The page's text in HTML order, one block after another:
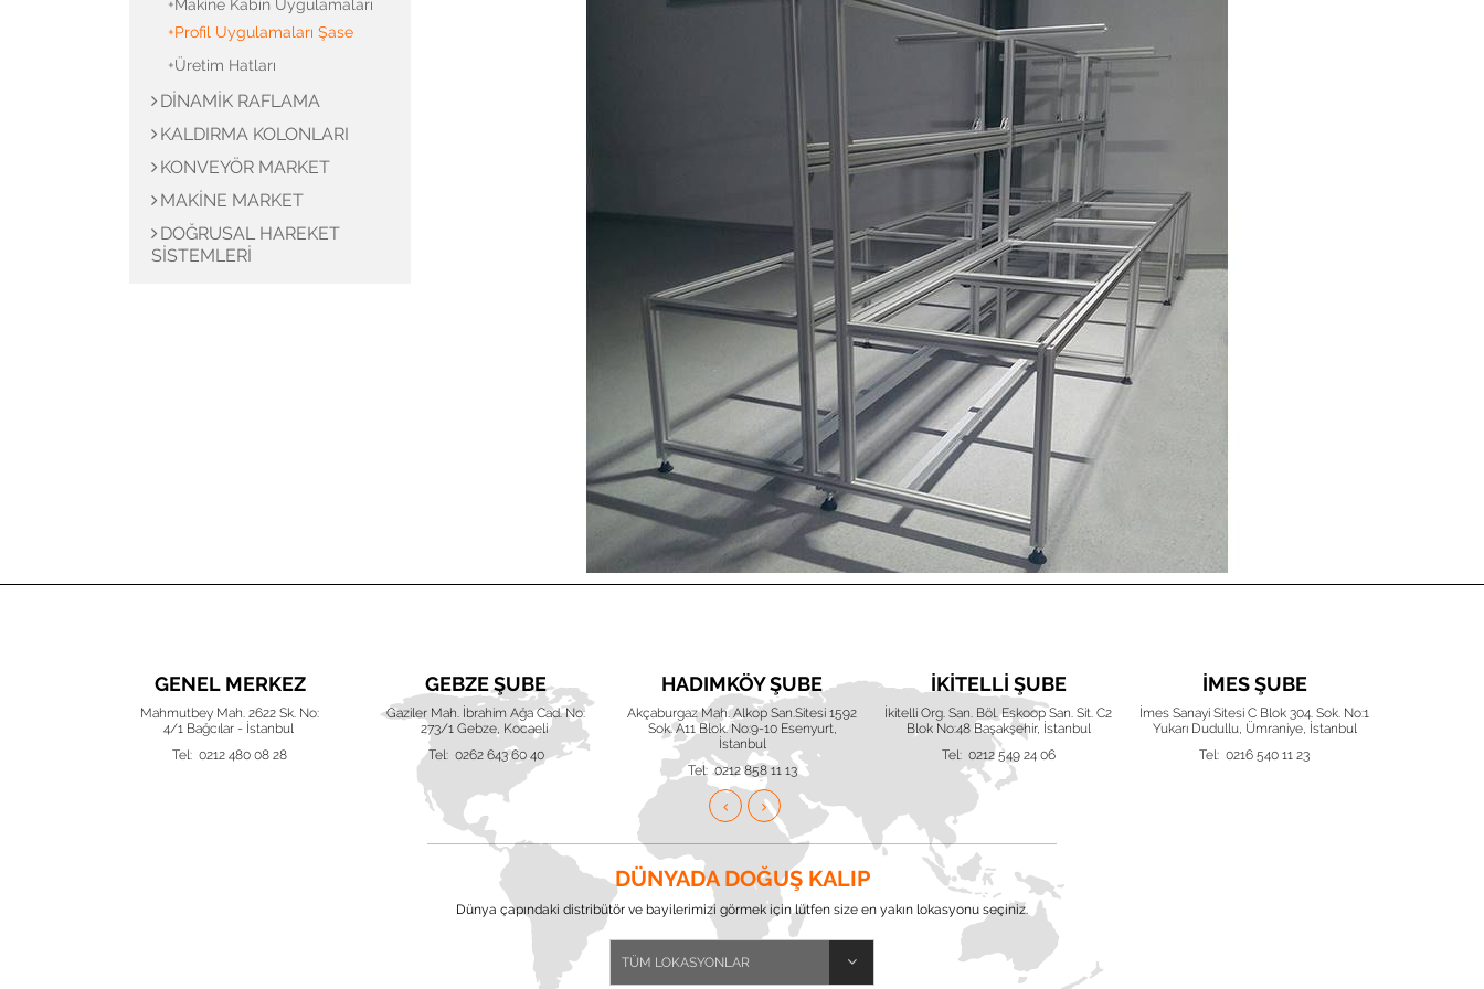
Profil Uygulamaları Şase
Üretim Hatları
Mil Ucu Bağlantı Parçaları
Bilyalı Masaüstü Taşıyıcılar
Vidalı Mil Ucu Yatakları
Vidalı Mil Somun Gövdeleri
Kaplinler
Hız Ayar panoları
Otomasyon Panosu
Motorlar ve Sürücüler
+Makine Kabin Uygulamaları
+Profil Uygulamaları Şase
+Üretim Hatları
DINAMIK RAFLAMA
KALDIRMA KOLONLARI
KONVEYÖR MARKET
MAKINE MARKET
DOĞRUSAL HAREKET
SISTEMLERI
GENEL MERKEZ
Mahmutbey Mah. 2622 Sk. No:
4/1 Bağcılar - İstanbul
Tel: 0212 480 08 28
GEBZE ŞUBE
Gaziler Mah. İbrahim Ağa Cad. No:
273/1 Gebze, Kocaeli
Tel: 0262 643 60 40
HADIMKÖY ŞUBE
Akçaburgaz Mah. Alkop San.Sitesi 1592
Sok. A11 Blok. No:9-10 Esenyurt,
İstanbul
Tel: 0212 858 11 13
İKITELLI ŞUBE
İkitelli Org. San. Böl. Eskoop San. Sit. C2
Blok No:48 Başakşehir, İstanbul
Tel: 0212 549 24 06
İMES ŞUBE
İmes Sanayi Sitesi C Blok 304. Sok. No:1
Yukarı Dudullu, Ümraniye, İstanbul
Tel: 0216 540 11 23
DÜNYADA DOĞUŞ KALIP
Dünya çapındaki distribütör ve bayilerimizi görmek için lütfen size en yakın lokasyonu seçiniz.